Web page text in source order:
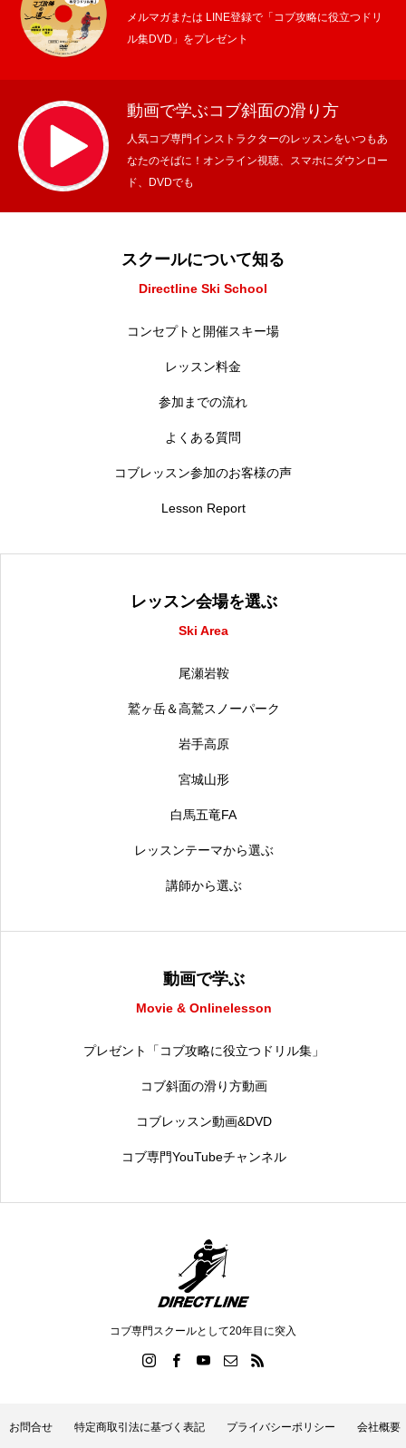
メルマガまたは LINE登録で「コブ攻略に役立つドリ
ル集DVD」をプレゼント
動画で学ぶコブ斜面の滑り方
人気コブ専門インストラクターのレッスンをいつもあ
なたのそばに！オンライン視聴、スマホにダウンロー
ド、DVDでも
スクールについて知る
Directline Ski School
コンセプトと開催スキー場
レッスン料金
参加までの流れ
よくある質問
コブレッスン参加のお客様の声
Lesson Report
レッスン会場を選ぶ
Ski Area
尾瀬岩鞍
鷲ヶ岳＆高鷲スノーパーク
岩手高原
宮城山形
白馬五竜FA
レッスンテーマから選ぶ
講師から選ぶ
動画で学ぶ
Movie & Onlinelesson
プレゼント「コブ攻略に役立つドリル集」
コブ斜面の滑り方動画
コブレッスン動画&DVD
コブ専門YouTubeチャンネル
コブ専門スクールとして20年目に突入
お問合せ 特定商取引法に基づく表記 プライバシーポリシー 会社概要